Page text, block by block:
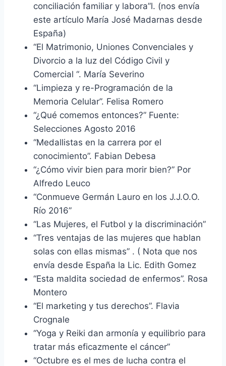
conciliación familiar y labora”l. (nos envía
este artículo María José Madarnas desde
España)
“El Matrimonio, Uniones Convenciales y
Divorcio a la luz del Código Civil y
Comercial “. María Severino
“Limpieza y re-Programación de la
Memoria Celular”. Felisa Romero
“¿Qué comemos entonces?” Fuente:
Selecciones Agosto 2016
“Medallistas en la carrera por el
conocimiento”. Fabian Debesa
“¿Cómo vivir bien para morir bien?” Por
Alfredo Leuco
“Conmueve Germán Lauro en los J.J.O.O.
Río 2016”
“Las Mujeres, el Futbol y la discriminación”
“Tres ventajas de las mujeres que hablan
solas con ellas mismas” . ( Nota que nos
envía desde España la Lic. Edith Gomez
“Esta maldita sociedad de enfermos”. Rosa
Montero
“El marketing y tus derechos”. Flavia
Crognale
“Yoga y Reiki dan armonía y equilibrio para
tratar más eficazmente el cáncer”
“Octubre es el mes de lucha contra el